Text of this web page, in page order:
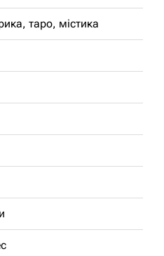
таро, містика